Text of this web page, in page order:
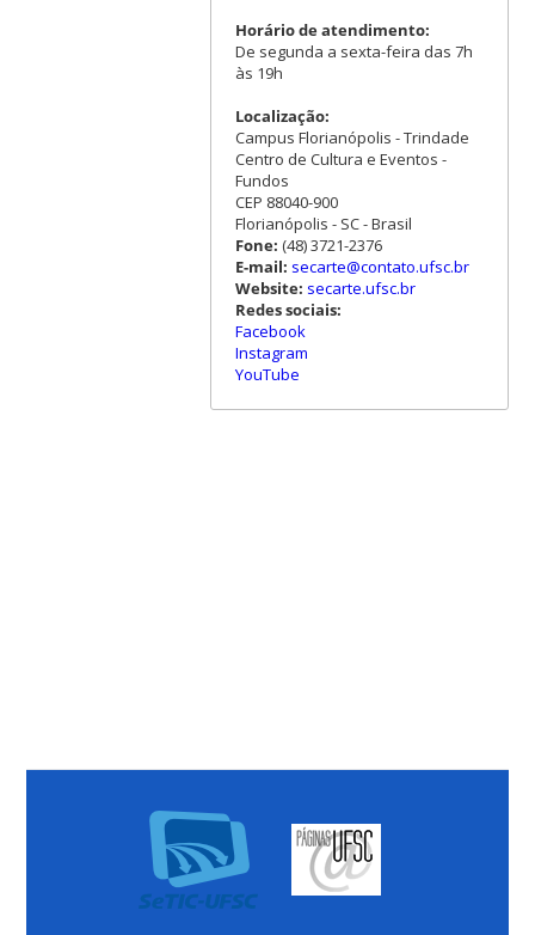
Horário de atendimento:
De segunda a sexta-feira das 7h
às 19h
Localização:
Campus Florianópolis - Trindade
Centro de Cultura e Eventos -
Fundos
CEP 88040-900
Florianópolis - SC - Brasil
Fone: (48) 3721-2376
E-mail: secarte@contato.ufsc.br
Website: secarte.ufsc.br
Redes sociais:
Facebook
Instagram
YouTube